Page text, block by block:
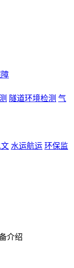
隧道环境检测 气
水运航运 环保监